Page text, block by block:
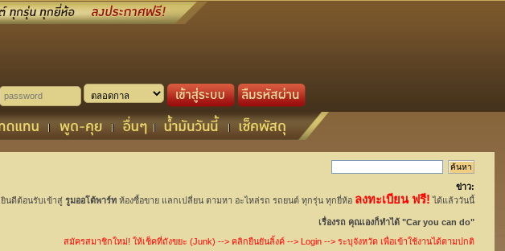
ข่าว:
ยินดีต้อนรับเข้าสู่ รูมออโต้พาร์ทห้องซื้อขาย แลกเปลี่ยน ตามหา อะไหล่รถ รถยนต์ ทุกรุ่น ทุกยี่ห้อ ลงทะเบียน ฟรี! ได้แล้ววันนี้
เรื่องรถ คุณเองก็ทำได้ "Car you can do"
สมัครสมาชิกใหม่! ให้เช็คที่ถังขยะ (Junk) --> คลิกยืนยันลิ้งค์ --> Login --> ระบุจังหวัด เพื่อเข้าใช้งานได้ตามปกติ